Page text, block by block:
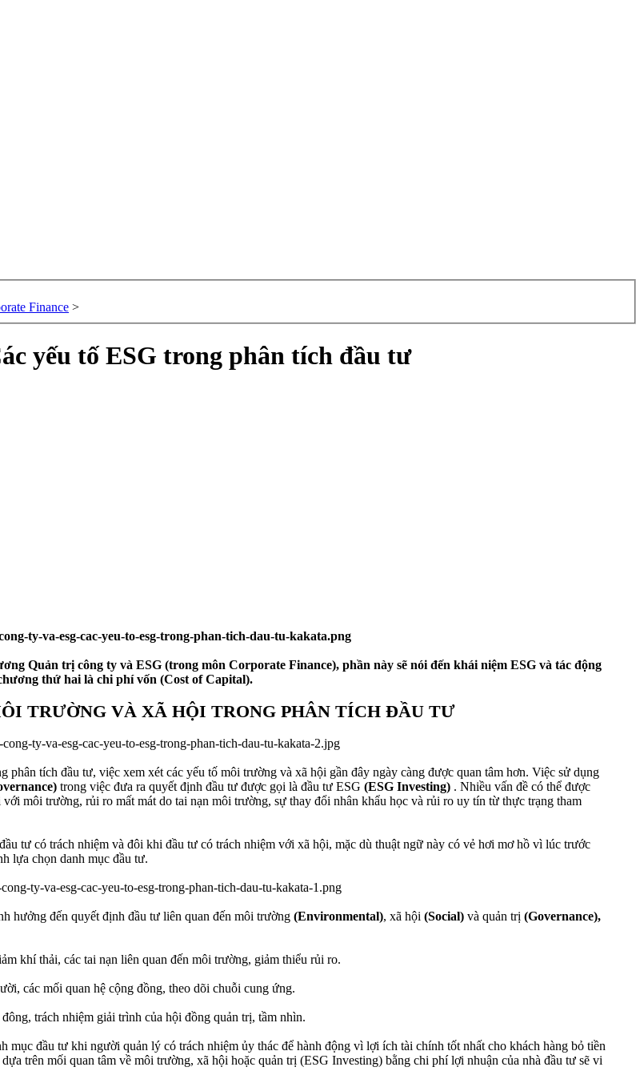
Finance >
yếu tố ESG trong phân tích đầu tư
Quản trị công ty và ESG (trong môn Corporate Finance), phần này sẽ nói đến khái niệm ESG và tác động
thứ hai là chi phí vốn (Cost of Capital).
TRƯỜNG VÀ XÃ HỘI TRONG PHÂN TÍCH ĐẦU TƯ
tích đầu tư, việc xem xét các yếu tố môi trường và xã hội gần đây ngày càng được quan tâm hơn. Việc sử dụng
trong việc đưa ra quyết định đầu tư được gọi là đầu tư ESG (ESG Investing) . Nhiều vấn đề có thể được
môi trường, rủi ro mất mát do tai nạn môi trường, sự thay đổi nhân khẩu học và rủi ro uy tín từ thực trạng tham
tư có trách nhiệm và đôi khi đầu tư có trách nhiệm với xã hội, mặc dù thuật ngữ này có vẻ hơi mơ hồ vì lúc trước
lựa chọn danh mục đầu tư.
hưởng đến quyết định đầu tư liên quan đến môi trường (Environmental), xã hội (Social) và quản trị (Governance),
khí thải, các tai nạn liên quan đến môi trường, giảm thiểu rủi ro.
các mối quan hệ cộng đồng, theo dõi chuỗi cung ứng.
trách nhiệm giải trình của hội đồng quản trị, tầm nhìn.
mục đầu tư khi người quản lý có trách nhiệm ủy thác để hành động vì lợi ích tài chính tốt nhất cho khách hàng bỏ tiền
trên mối quan tâm về môi trường, xã hội hoặc quản trị (ESG Investing) bằng chi phí lợi nhuận của nhà đầu tư sẽ vi